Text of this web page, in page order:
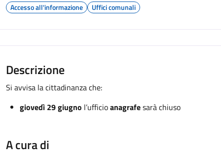
Accesso all'informazione Uffici comunali
Descrizione
Si avvisa la cittadinanza che:
giovedì 29 giugno l’ufficioanagrafesarà chiuso
A cura di